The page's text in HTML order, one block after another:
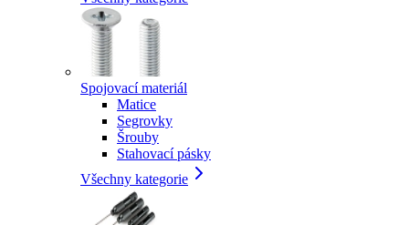
Spojovací materiál
Matice
Segrovky
Šrouby
Stahovací pásky
Všechny kategorie